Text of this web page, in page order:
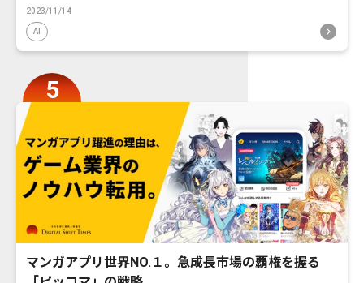
2023/11/14
AI
マンガアプリ世界NO.１。急成長市場の覇権を握る